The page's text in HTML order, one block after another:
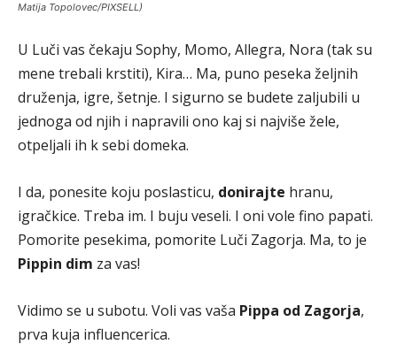
Matija Topolovec/PIXSELL)
U Luči vas čekaju Sophy, Momo, Allegra, Nora (tak su
mene trebali krstiti), Kira… Ma, puno peseka željnih
druženja, igre, šetnje. I sigurno se budete zaljubili u
jednoga od njih i napravili ono kaj si najviše žele,
otpeljali ih k sebi domeka.
I da, ponesite koju poslasticu, donirajte hranu,
igračkice. Treba im. I buju veseli. I oni vole fino papati.
Pomorite pesekima, pomorite Luči Zagorja. Ma, to je
Pippin dim za vas!
Vidimo se u subotu. Voli vas vaša Pippa od Zagorja,
prva kuja influencerica.